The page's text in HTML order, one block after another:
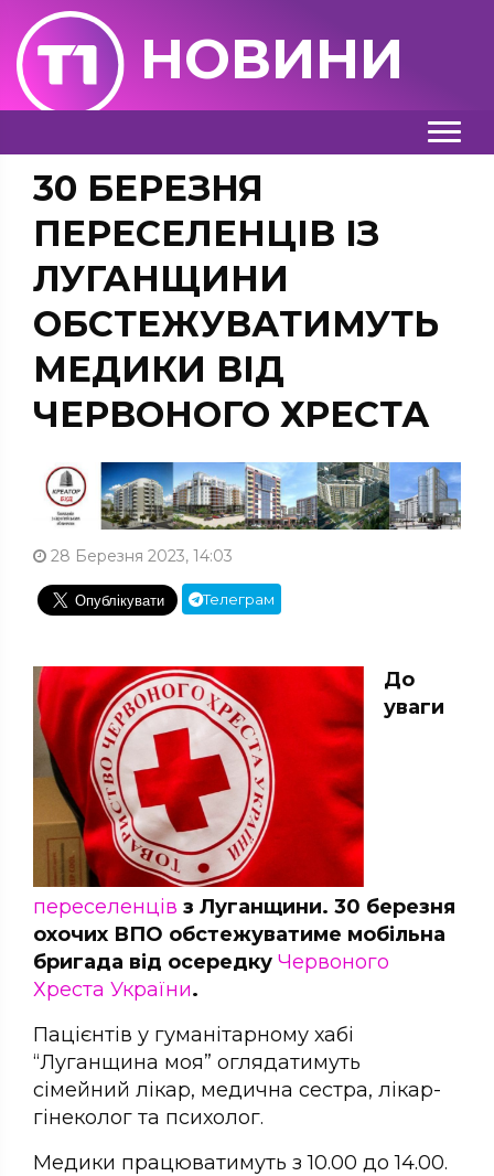
НОВИНИ
30 БЕРЕЗНЯ
ПЕРЕСЕЛЕНЦІВ ІЗ
ЛУГАНЩИНИ
ОБСТЕЖУВАТИМУТЬ
МЕДИКИ ВІД
ЧЕРВОНОГО ХРЕСТА
28 Березня 2023, 14:03
Телеграм
До
уваги
переселенців з Луганщини. 30 березня
охочих ВПО обстежуватиме мобільна
бригада від осередку Червоного
Хреста України.
Пацієнтів у гуманітарному хабі
“Луганщина моя” оглядатимуть
сімейний лікар, медична сестра, лікар-
гінеколог та психолог.
Медики працюватимуть з 10.00 до 14.00.